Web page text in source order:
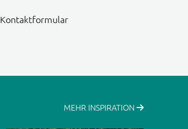
Kontaktformular
MEHR INSPIRATION